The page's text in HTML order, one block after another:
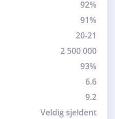
92%
91%
20-21
2 500 000
93%
6.6
9.2
Veldig sjeldent